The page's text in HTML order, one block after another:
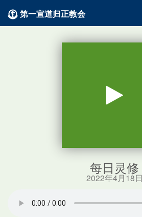
第一宣道归正教会
每日灵修
2022年4月18日